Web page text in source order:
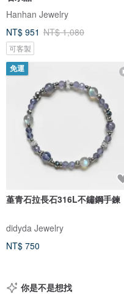
Hanhan Jewelry
NT$ 951 NT$ 1,080
可客製
免運
堇青石拉長石316L不鏽鋼手鍊
didyda Jewelry
NT$ 750
你是不是想找